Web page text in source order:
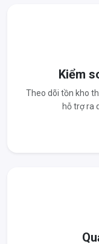
Kiểm
Theo dõi tồn kho
hỗ trợ ra